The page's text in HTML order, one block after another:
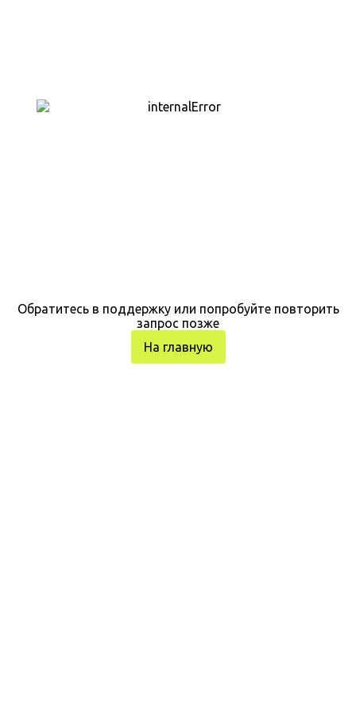
Обратитесь в поддержку или попробуйте повторить
запрос позже
На главную